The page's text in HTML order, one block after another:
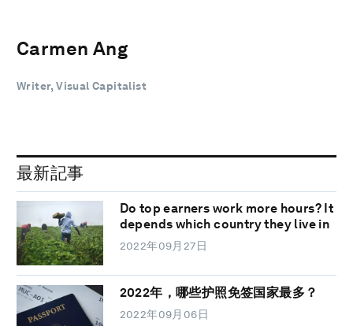
Carmen Ang
Writer, Visual Capitalist
最新記事
Do top earners work more hours? It
depends which country they live in
2022年09月27日
2022年，哪些护照免签国家最多？
2022年09月06日